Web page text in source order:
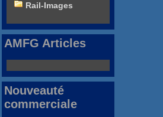
Rail-Images
AMFG Articles
Nouveauté
commerciale